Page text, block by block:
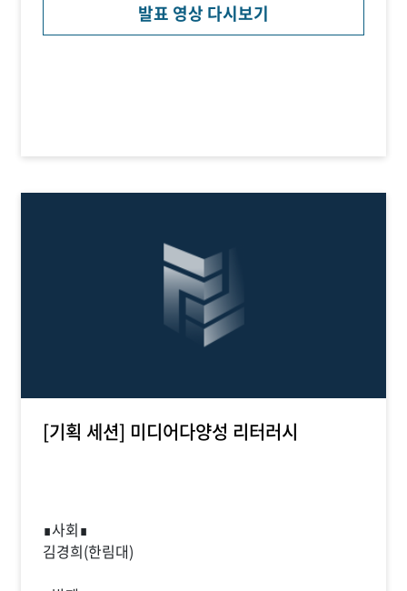
발표 영상 다시보기
[기획 세션] 미디어다양성 리터러시
∎사회∎
김경희(한림대)